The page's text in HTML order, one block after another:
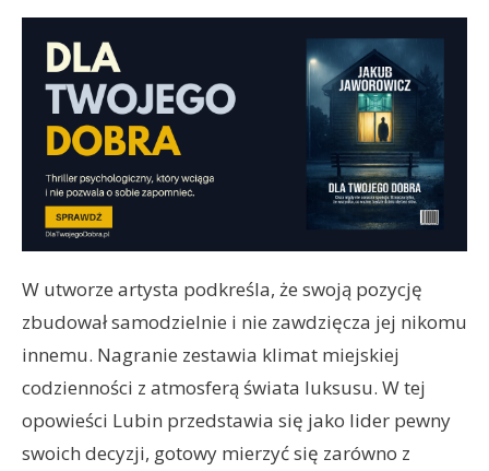
W utworze artysta podkreśla, że swoją pozycję
zbudował samodzielnie i nie zawdzięcza jej nikomu
innemu. Nagranie zestawia klimat miejskiej
codzienności z atmosferą świata luksusu. W tej
opowieści Lubin przedstawia się jako lider pewny
swoich decyzji, gotowy mierzyć się zarówno z